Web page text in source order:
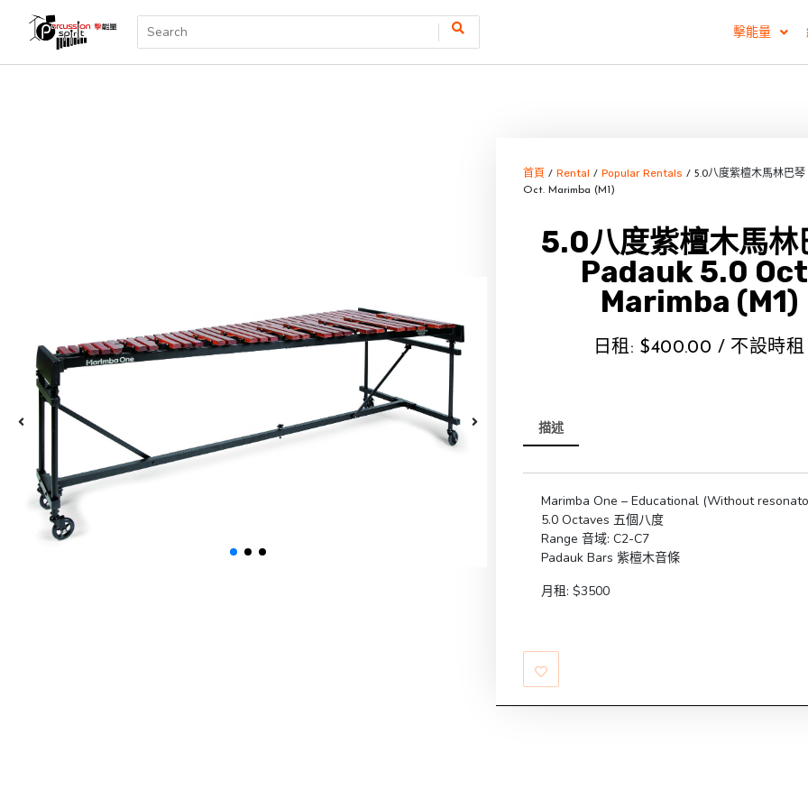
擊能量
首頁 / Rental / Popular Rentals / 5.0八度紫檀木馬林巴
Oct. Marimba (M1)
5.0八度紫檀木馬林
Padauk 5.0
Marimba (M1)
日租: $400.00 / 不設時租
描述
Marimba One – Educational (Without
5.0 Octaves 五個八度
Range 音域: C2-C7
Padauk Bars 紫檀木音條
月租: $3500